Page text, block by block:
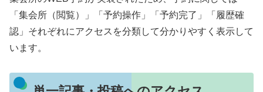
「集会所（閲覧）」「予約操作」「予約完了」「履歴確
認」それぞれにアクセスを分類して分かりやすく表示して
います。